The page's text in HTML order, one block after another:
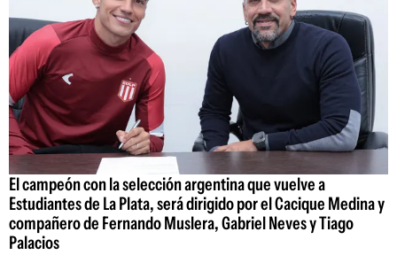
El campeón con la selección argentina que vuelve a
Estudiantes de La Plata, será dirigido por el Cacique Medina y
compañero de Fernando Muslera, Gabriel Neves y Tiago
Palacios